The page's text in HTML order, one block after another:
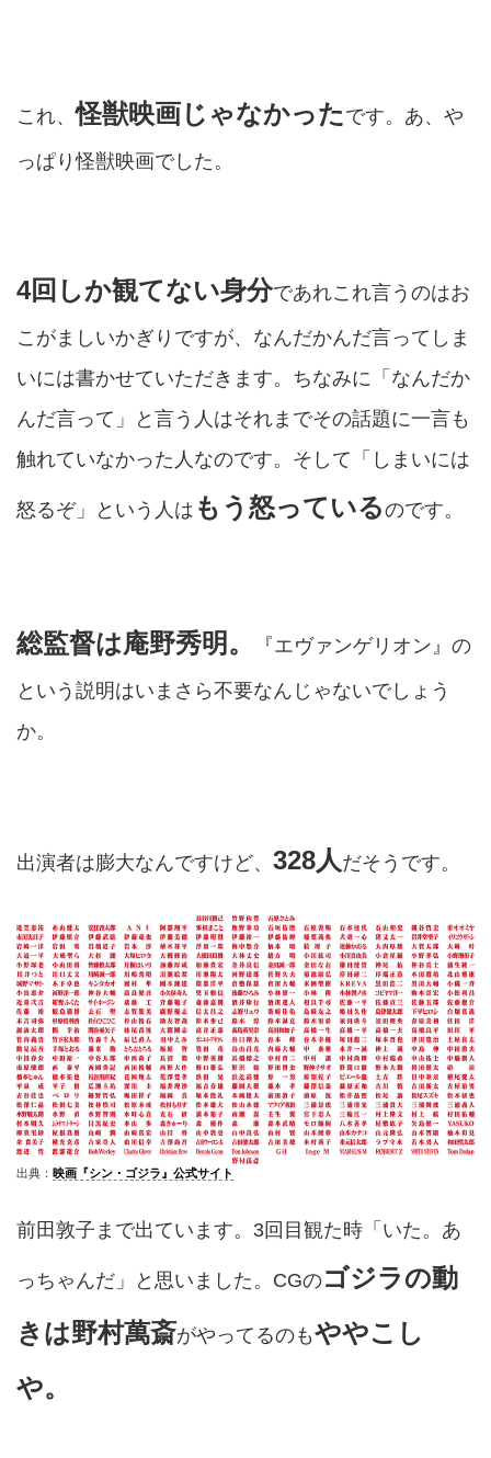
これ、怪獣映画じゃなかった です。あ、や
っぱり怪獣映画でした。
4回しか観てない身分であれこれ言うのはお
こがましいかぎりですが、なんだかんだ言ってしま
いには書かせていただきます。ちなみに「なんだか
んだ言って」と言う人はそれまでその話題に一言も
触れていなかった人なのです。そして「しまいには
怒るぞ」という人は もう怒っているのです。
総監督は庵野秀明。 『エヴァンゲリオン』の
という説明はいまさら不要なんじゃないでしょう
か。
出演者は膨大なんですけど、 328人 だそうです。
出典： 映画『シン・ゴジラ』公式サイト
前田敦子まで出ています。3回目観た時「いた。あ
っちゃんだ」と思いました。CGのゴジラの動
きは野村萬斎がやってるのもややこし
や。